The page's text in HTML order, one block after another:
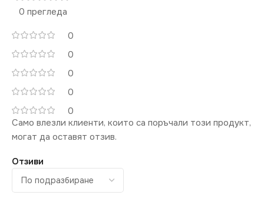
0 прегледа
0
0
0
0
0
Отзиви
Само влезли клиенти, които са поръчали този продукт,
могат да оставят отзив.